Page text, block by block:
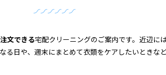
文できる宅配クリーニングのご案内です。近辺に
る日や、週末にまとめて衣類をケアしたいときな